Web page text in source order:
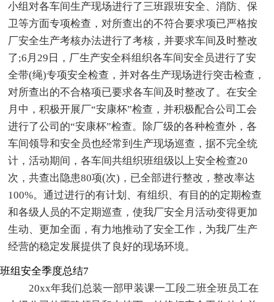
小组对各车间生产现场进行了三班跟班安全、消防、保
卫等方面专项检查，对所查出的不符合要求项已严格按
厂安全生产考核办法进行了考核，并要求车间及时整改
了;6月29日，厂生产安全科组织各车间安全员进行了安
全带(绳)专项安全检查，并对各生产现场进行突击检查，
对所查出的不合格项已要求各车间及时整改了。在安全
月中，积极开展厂“安康杯”检查，并积极配合公司工会
进行了公司的“安康杯”检查。除厂级的各种检查外，各
车间领导和安全员也经常到生产现场巡查，据不完全统
计，活动期间，各车间共组织班组级以上安全检查20
次，共查出隐患80项(次)，已全部进行整改，整改率达
100%。通过进行的有计划、有组织、有目的的定期检查
和各级人员的不定期巡查，使我厂安全月活动变得更加
生动、更加全面，有力地推动了安全工作，为我厂生产
经营的稳定发展提供了良好的现场环境。
班组安全季度总结7
20xx年我们总装一部甲装课一工段二班全班员工在